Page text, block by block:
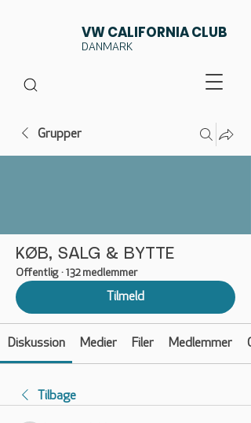
VW CALIFORNIA CLUB
DANMARK
Grupper
KØB, SALG & BYTTE
Offentlig · 132 medlemmer
Tilmeld
Diskussion Medier Filer Medlemmer
Tilbage